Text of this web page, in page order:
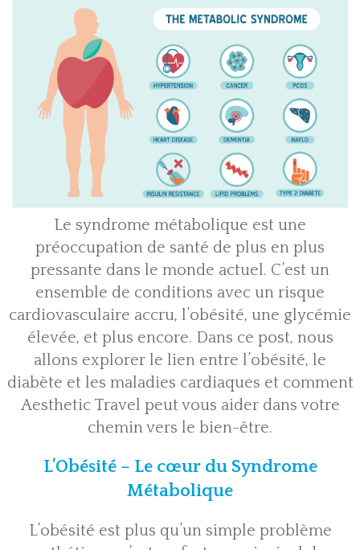
Le syndrome métabolique est une
préoccupation de santé de plus en plus
pressante dans le monde actuel. C’est un
ensemble de conditions avec un risque
cardiovasculaire accru, l’obésité, une glycémie
élevée, et plus encore. Dans ce post, nous
allons explorer le lien entre l’obésité, le
diabète et les maladies cardiaques et comment
Aesthetic Travel peut vous aider dans votre
chemin vers le bien-être.
L’Obésité – Le cœur du Syndrome
Métabolique
L’obésité est plus qu’un simple problème